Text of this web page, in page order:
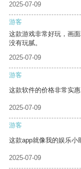
2025-07-09
游客
这款游戏非常好玩，画
没有玩腻。
2025-07-09
游客
这款软件的价格非常实惠
2025-07-09
游客
这款app就像我的娱乐小
2025-07-09